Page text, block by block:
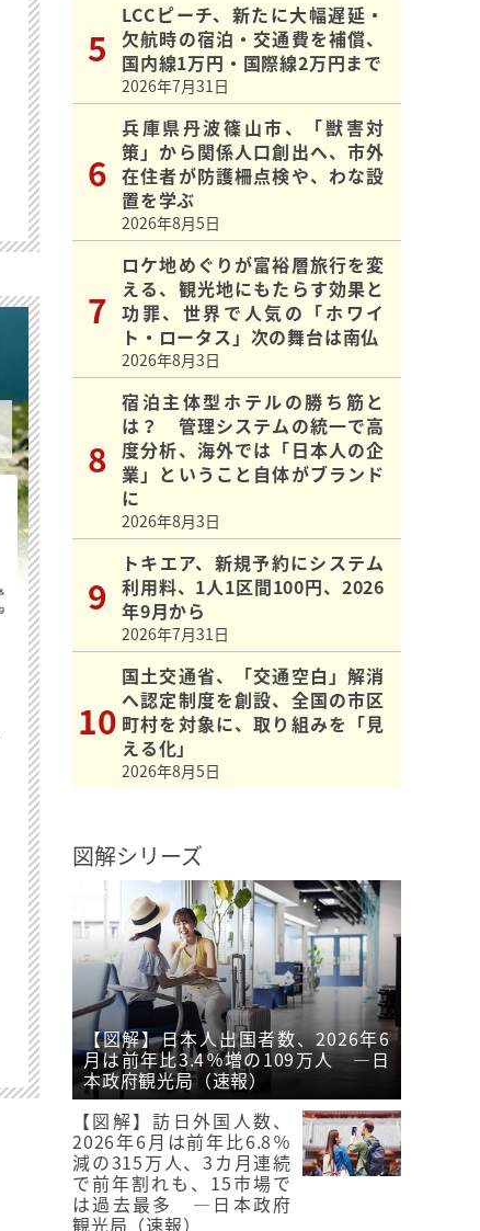
LCCピーチ、新たに大幅遅延・
欠航時の宿泊・交通費を補償、
国内線1万円・国際線2万円まで
2026年7月31日
兵庫県丹波篠山市、「獣害対
策」から関係人口創出へ、市外
在住者が防護柵点検や、わな設
置を学ぶ
2026年8月5日
ロケ地めぐりが富裕層旅行を変
える、観光地にもたらす効果と
功罪、世界で人気の「ホワイ
ト・ロータス」次の舞台は南仏
2026年8月3日
宿泊主体型ホテルの勝ち筋と
は？ 管理システムの統一で高
度分析、海外では「日本人の企
業」ということ自体がブランド
に
2026年8月3日
トキエア、新規予約にシステム
利用料、1人1区間100円、2026
年9月から
2026年7月31日
国土交通省、「交通空白」解消
へ認定制度を創設、全国の市区
町村を対象に、取り組みを「見
える化」
2026年8月5日
図解シリーズ
【図解】日本人出国者数、2026年6
月は前年比3.4％増の109万人 ―日
本政府観光局（速報）
【図解】訪日外国人数、
2026年6月は前年比6.8％
減の315万人、3カ月連続
で前年割れも、15市場で
は過去最多 ―日本政府
観光局（速報）